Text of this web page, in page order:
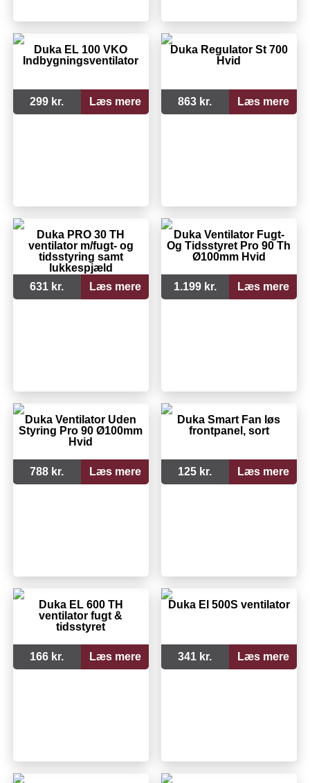
Duka EL 100 VKO
Indbygningsventilator
299 kr. Læs mere
Duka Regulator St 700
Hvid
863 kr. Læs mere
Duka PRO 30 TH
ventilator m/fugt- og
tidsstyring samt
lukkespjæld
631 kr.
Læs mere
Duka Ventilator Fugt-
Og Tidsstyret Pro 90 Th
Ø100mm Hvid
1.199 kr. Læs mere
Duka Ventilator Uden
Styring Pro 90 Ø100mm
Hvid
788 kr. Læs mere
Duka Smart Fan løs
frontpanel, sort
125 kr. Læs mere
Duka EL 600 TH
ventilator fugt &
tidsstyret
166 kr. Læs mere
Duka El 500S ventilator
341 kr. Læs mere